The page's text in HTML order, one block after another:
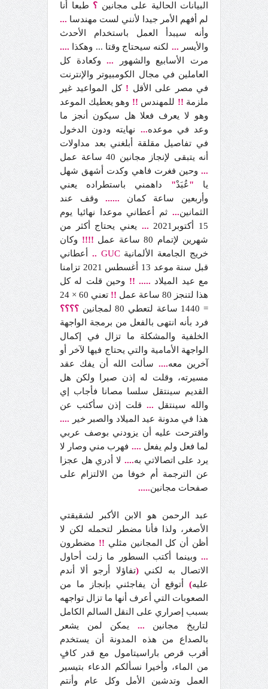
البيانات الحالية على مجانين ؟ طبعا أنا
لم أفهم الأمر جيدا لأنني لست مهندسا ...
وأنه سيبدأ العمل باستخدام الأحدث
والأيسر ... لكنه سيحتاج وقتا ... وهكذا ....
مرت الأسابيع والشهور ...وكعادة كل
العاملين في مجال الكومبيوتر والإنترنت
في مصر على الأقل ! كل المواعيد غير
ملزمة !! للمهندس !! وهو يعطيك الموعد
وهو لا يعرف فعلا هل سيكون أنجز ما
وعد في موعده... نهايته ودون الدخول
في تفاصيل مقلقة أبلغني بعد مداولات
أنه يتبقى لإنجاز مجانين 40 ساعة عمل
... وحين فغرت فاهي وكدت أشهق شهل
يا "عُبَدْ" داهمني باستطراده يعني
وأربعين ساعة كمان ...... وقف عند
الثمانين... ثم أعطاني موعدا نهائيا يوم
15 أكتوبر2021
... يعني يحتاج أكثر من
شهرين لإتمام 80 ساعة عمل
!!!! وكان
خريج الجامعة الألمانيةGUC
.. أعطاني
قبل سنة موعد 13 أغسطس 2021 تزامنا
مع عيد الميلاد .....
!! وحين قلت له كل
هذا لتنجز 80 ساعة عمل
!!
تعني 60 × 24
= 1440 ساعة لتعطي 80 لمجانين
؟؟؟؟
فرد بأنه انتهى بالفعل من برمجة الواجهة
الخلفية والمشكلة ما تزال في إكمال
الواجهة الأمامية والتي يحتاج فيها لآخر أو
آخرين معه.... سألت الله أن يفك عقد
مسيرته، وقلت له إذن صبرا ولكن هل
القديم سينتقل سلسا مصانا فأجاب إي
والله سينتقل ... قلت إذن سأكتب عن
هذا في مدونة عيد الميلاد والصبر خير ....
واقترحت عليه أن يزودني بوصف عربي
لما فعل ولم يفعل .... فهرب مني وصار لا
يرد على اتصالاتي به.... لا أدري هل عجزا
عن الترجمة أم خوفا من الالتزام على
صفحات مجانين.....
عبد الرحمن هو الابن الأكبر لشقيقتي
الأصغر، ولذا فأنا مضطر لتحمله لكن لا
أظن أن كل المجانين مثلي !! مضطرون
... وبينما أكتب السطور ما زلت أحاول
الاتصال به لكني(تفاؤلا أرجو ألا أندم
عليه) أتوقع أن يفاجئني بإنجاز ما من
الصعوبات التي أعرف أنها ما تزال تواجهه
بسبب إصراري على النقل السالم الكامل
لتاريخ مجانين ... يمكن لمن يشعر
بالصداع من هذه المدونة أن يستخدم
أقرب قرص باراسيتامول مع قدر كافٍ
من الماء، وأخيرا نسألكم الدعاء بتيسير
العمل وتدشين الأمل وكل عام وأنتم